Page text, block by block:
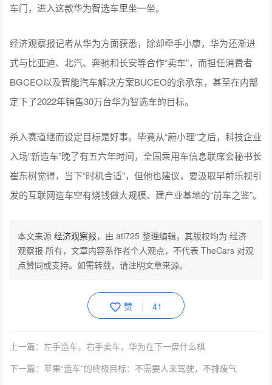
车门，进入这款华为智选车里坐一坐。
经济观察报记者从华为方面获悉，除却牵手小康，华为还渐进
式与比亚迪、北汽、奔驰和长安等合作“卖车”，而担任消费者
BGCEO以及智能汽车解决方案BUCEO的余承东，甚至在内部
定下了2022年销售30万台华为智选车的目标。
杀入赛道继而设定目标是好事。毕竟从“蔚小理”之后，科技企业
入场“新造车”晚了有五六年时间，全国乘用车信息联席会秘书长
崔东树觉得，当下“时机合适”，但他也建议，要汲取早前乐视引
发的互联网造车空有烧钱做大规模、建产业基地的“前车之鉴”。
本文来源经济观察报，由 ati725 整理编辑，其版权均为 经济
观察报 所有，文章内容系作者个人观点，不代表 TheCars 对观
点赞同或支持。如需转载，请注明文章来源。
赞 41
上一篇：左手造车，右手卖车，华为在下一盘什么棋
下一篇：苹果“造车”的终极目标：不需要人来驾驶，不排废气